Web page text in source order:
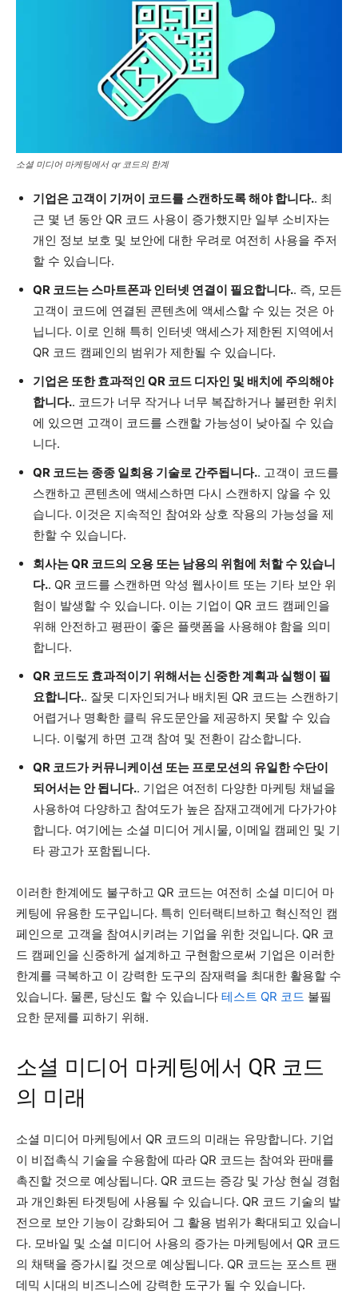
소셜 미디어 마케팅에서 qr 코드의 한계
기업은 고객이 기꺼이 코드를 스캔하도록 해야 합니다.. 최
근 몇 년 동안 QR 코드 사용이 증가했지만 일부 소비자는
개인 정보 보호 및 보안에 대한 우려로 여전히 사용을 주저
할 수 있습니다.
QR 코드는 스마트폰과 인터넷 연결이 필요합니다.. 즉, 모든
고객이 코드에 연결된 콘텐츠에 액세스할 수 있는 것은 아
닙니다. 이로 인해 특히 인터넷 액세스가 제한된 지역에서
QR 코드 캠페인의 범위가 제한될 수 있습니다.
기업은 또한 효과적인 QR 코드 디자인 및 배치에 주의해야
합니다.. 코드가 너무 작거나 너무 복잡하거나 불편한 위치
에 있으면 고객이 코드를 스캔할 가능성이 낮아질 수 있습
니다.
QR 코드는 종종 일회용 기술로 간주됩니다.. 고객이 코드를
스캔하고 콘텐츠에 액세스하면 다시 스캔하지 않을 수 있
습니다. 이것은 지속적인 참여와 상호 작용의 가능성을 제
한할 수 있습니다.
회사는 QR 코드의 오용 또는 남용의 위험에 처할 수 있습니
다.. QR 코드를 스캔하면 악성 웹사이트 또는 기타 보안 위
험이 발생할 수 있습니다. 이는 기업이 QR 코드 캠페인을
위해 안전하고 평판이 좋은 플랫폼을 사용해야 함을 의미
합니다.
QR 코드도 효과적이기 위해서는 신중한 계획과 실행이 필
요합니다.. 잘못 디자인되거나 배치된 QR 코드는 스캔하기
어렵거나 명확한 클릭 유도문안을 제공하지 못할 수 있습
니다. 이렇게 하면 고객 참여 및 전환이 감소합니다.
QR 코드가 커뮤니케이션 또는 프로모션의 유일한 수단이
되어서는 안 됩니다.. 기업은 여전히 다양한 마케팅 채널을
사용하여 다양하고 참여도가 높은 잠재고객에게 다가가야
합니다. 여기에는 소셜 미디어 게시물, 이메일 캠페인 및 기
타 광고가 포함됩니다.
이러한 한계에도 불구하고 QR 코드는 여전히 소셜 미디어 마
케팅에 유용한 도구입니다. 특히 인터랙티브하고 혁신적인 캠
페인으로 고객을 참여시키려는 기업을 위한 것입니다. QR 코
드 캠페인을 신중하게 설계하고 구현함으로써 기업은 이러한
한계를 극복하고 이 강력한 도구의 잠재력을 최대한 활용할 수
있습니다. 물론, 당신도 할 수 있습니다 테스트 QR 코드 불필
요한 문제를 피하기 위해.
소셜 미디어 마케팅에서 QR 코드
의 미래
소셜 미디어 마케팅에서 QR 코드의 미래는 유망합니다. 기업
이 비접촉식 기술을 수용함에 따라 QR 코드는 참여와 판매를
촉진할 것으로 예상됩니다. QR 코드는 증강 및 가상 현실 경험
과 개인화된 타겟팅에 사용될 수 있습니다. QR 코드 기술의 발
전으로 보안 기능이 강화되어 그 활용 범위가 확대되고 있습니
다. 모바일 및 소셜 미디어 사용의 증가는 마케팅에서 QR 코드
의 채택을 증가시킬 것으로 예상됩니다. QR 코드는 포스트 팬
데믹 시대의 비즈니스에 강력한 도구가 될 수 있습니다.